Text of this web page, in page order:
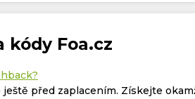
kódy Foa.cz
před zaplacením. Získejte